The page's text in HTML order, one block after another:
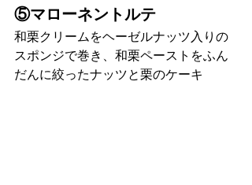
⑤マローネントルテ
和栗クリームをヘーゼルナッツ入りの
スポンジで巻き、和栗ペーストをふん
だんに絞ったナッツと栗のケーキ